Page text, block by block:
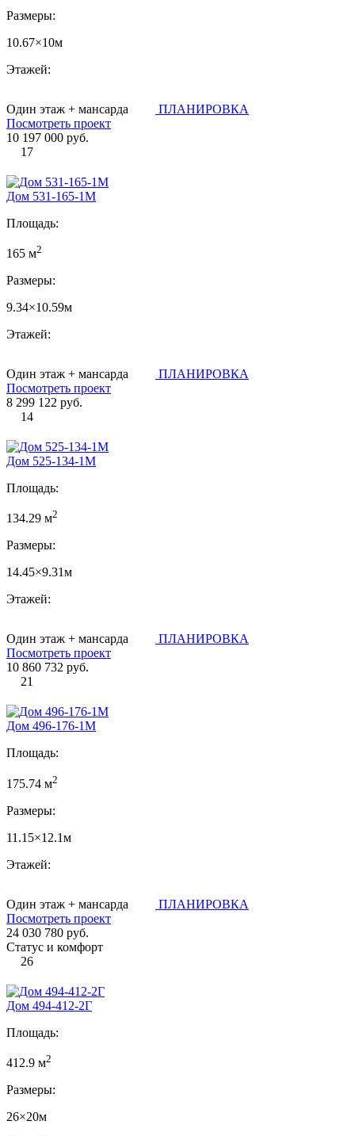
Размеры:
10.67×10м
Этажей:
Один этаж + мансарда
ПЛАНИРОВКА
Посмотреть проект
10 197 000 руб.
17
Дом 531-165-1М
Площадь:
165 м2
Размеры:
9.34×10.59м
Этажей:
Один этаж + мансарда
ПЛАНИРОВКА
Посмотреть проект
8 299 122 руб.
14
Дом 525-134-1М
Площадь:
134.29 м2
Размеры:
14.45×9.31м
Этажей:
Один этаж + мансарда
ПЛАНИРОВКА
Посмотреть проект
10 860 732 руб.
21
Дом 496-176-1М
Площадь:
175.74 м2
Размеры:
11.15×12.1м
Этажей:
Один этаж + мансарда
ПЛАНИРОВКА
Посмотреть проект
24 030 780 руб.
Статус и комфорт
26
Дом 494-412-2Г
Площадь:
412.9 м2
Размеры:
26×20м